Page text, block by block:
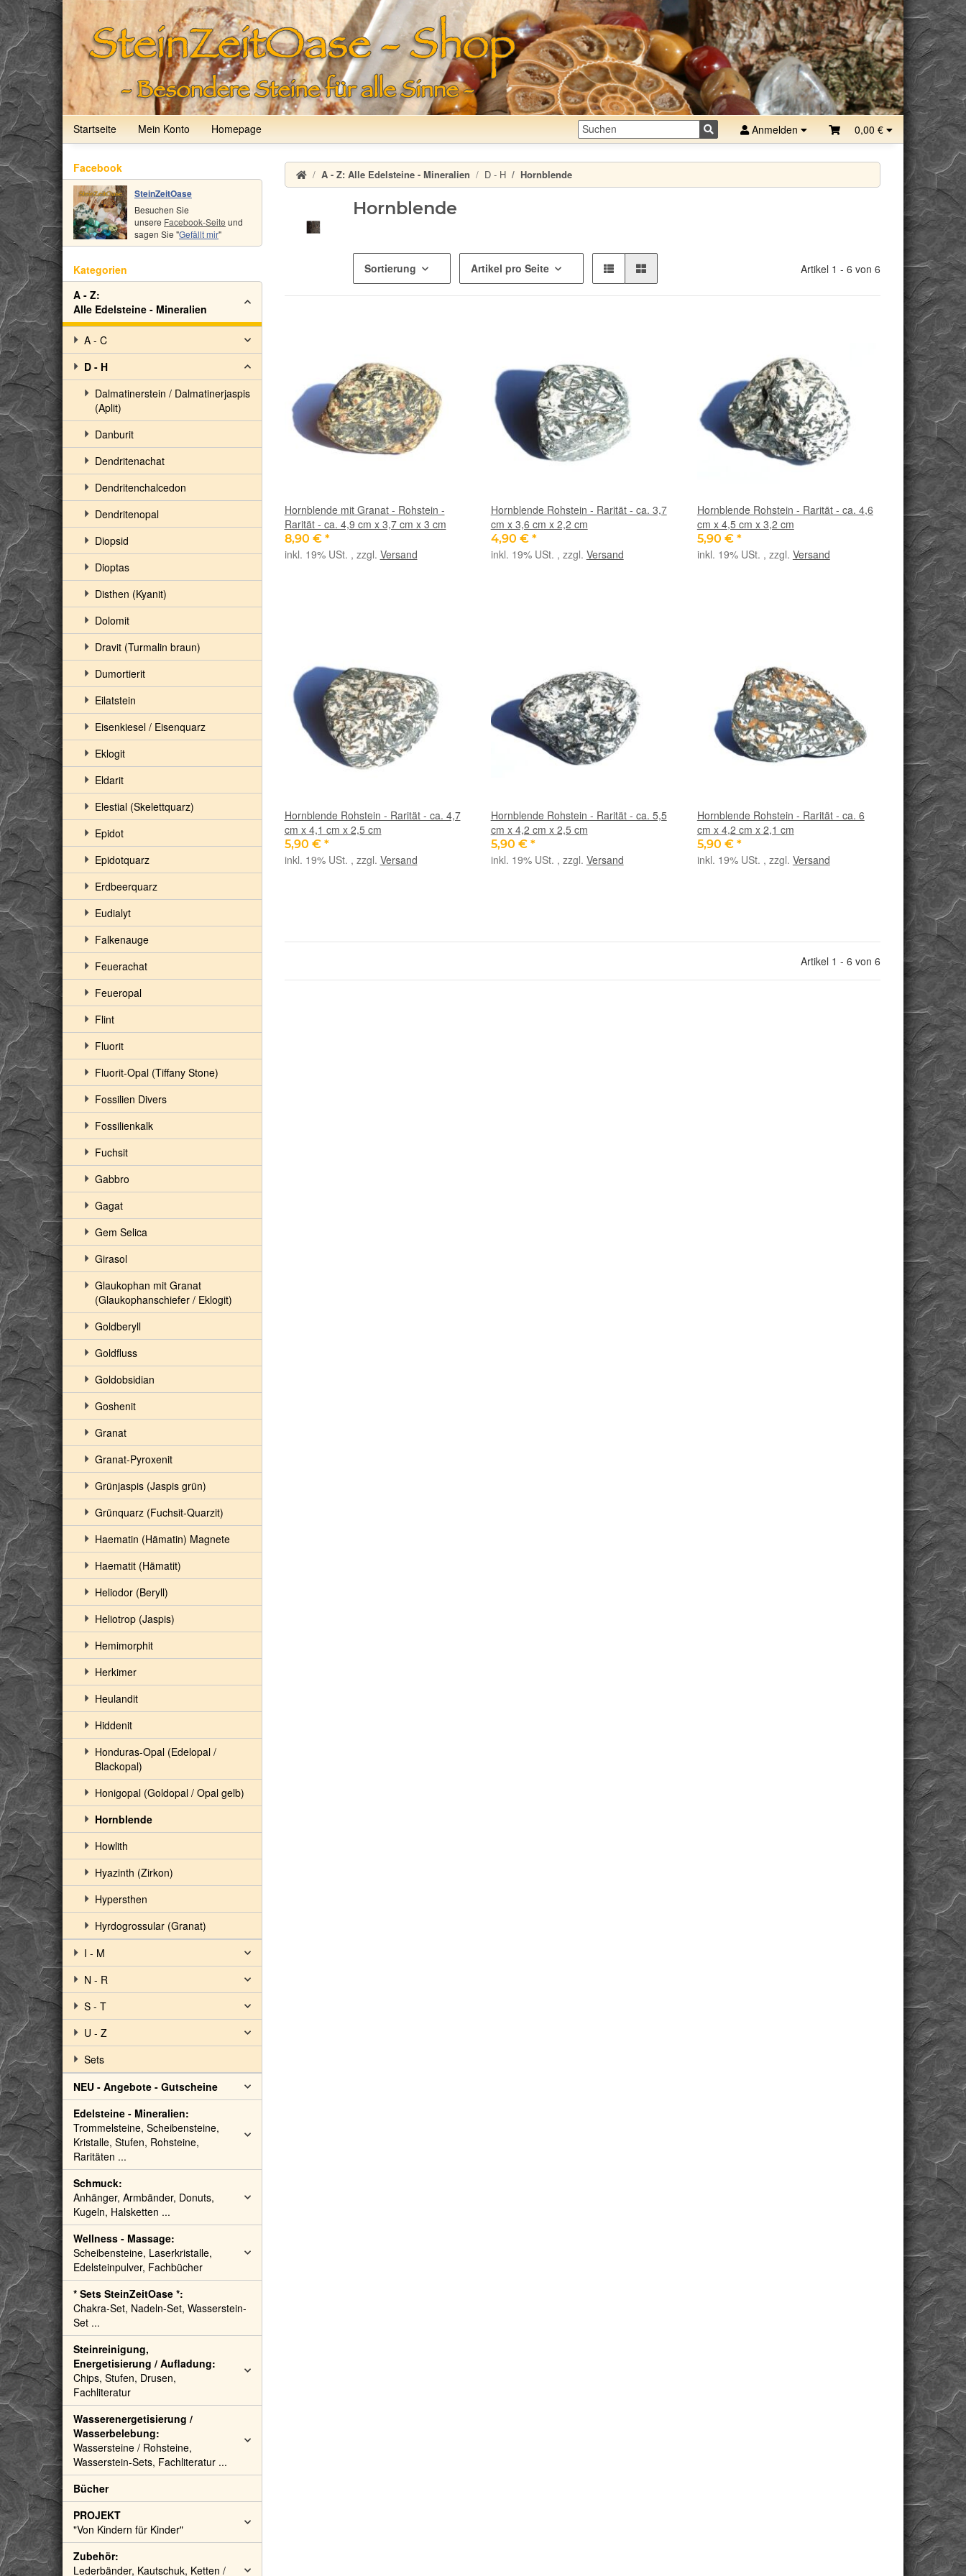
Startseite Mein Konto Homepage Anmelden 0,00 €
A - Z: Alle Edelsteine - Mineralien D - H Hornblende
Hornblende
Sortierung Artikel pro Seite Artikel 1 - 6 von 6
Hornblende mit Granat - Rohstein -
Rarität - ca. 4,9 cm x 3,7 cm x 3 cm
8,90 € *
inkl. 19% USt. , zzgl. Versand
Hornblende Rohstein - Rarität - ca. 3,7
cm x 3,6 cm x 2,2 cm
4,90 € *
inkl. 19% USt. , zzgl. Versand
Hornblende Rohstein - Rarität - ca. 4,6
cm x 4,5 cm x 3,2 cm
5,90 € *
inkl. 19% USt. , zzgl. Versand
Hornblende Rohstein - Rarität - ca. 4,7
cm x 4,1 cm x 2,5 cm
5,90 € *
inkl. 19% USt. , zzgl. Versand
Hornblende Rohstein - Rarität - ca. 5,5
cm x 4,2 cm x 2,5 cm
5,90 € *
inkl. 19% USt. , zzgl. Versand
Hornblende Rohstein - Rarität - ca. 6
cm x 4,2 cm x 2,1 cm
5,90 € *
inkl. 19% USt. , zzgl. Versand
Artikel 1 - 6 von 6
Facebook
SteinZeitOase
Besuchen Sie
unsere Facebook-Seite und
sagen Sie "Gefällt mir"
Kategorien
A - Z:
Alle Edelsteine - Mineralien
A - C
D - H
Dalmatinerstein / Dalmatinerjaspis
(Aplit)
Danburit
Dendritenachat
Dendritenchalcedon
Dendritenopal
Diopsid
Dioptas
Disthen (Kyanit)
Dolomit
Dravit (Turmalin braun)
Dumortierit
Eilatstein
Eisenkiesel / Eisenquarz
Eklogit
Eldarit
Elestial (Skelettquarz)
Epidot
Epidotquarz
Erdbeerquarz
Eudialyt
Falkenauge
Feuerachat
Feueropal
Flint
Fluorit
Fluorit-Opal (Tiffany Stone)
Fossilien Divers
Fossilienkalk
Fuchsit
Gabbro
Gagat
Gem Selica
Girasol
Glaukophan mit Granat
(Glaukophanschiefer / Eklogit)
Goldberyll
Goldfluss
Goldobsidian
Goshenit
Granat
Granat-Pyroxenit
Grünjaspis (Jaspis grün)
Grünquarz (Fuchsit-Quarzit)
Haematin (Hämatin) Magnete
Haematit (Hämatit)
Heliodor (Beryll)
Heliotrop (Jaspis)
Hemimorphit
Herkimer
Heulandit
Hiddenit
Honduras-Opal (Edelopal /
Blackopal)
Honigopal (Goldopal / Opal gelb)
Hornblende
Howlith
Hyazinth (Zirkon)
Hypersthen
Hyrdogrossular (Granat)
I - M
N - R
S - T
U - Z
Sets
NEU - Angebote - Gutscheine
Edelsteine - Mineralien:
Trommelsteine, Scheibensteine,
Kristalle, Stufen, Rohsteine,
Raritäten ...
Schmuck:
Anhänger, Armbänder, Donuts,
Kugeln, Halsketten ...
Wellness - Massage:
Scheibensteine, Laserkristalle,
Edelsteinpulver, Fachbücher
* Sets SteinZeitOase *:
Chakra-Set, Nadeln-Set, Wasserstein-
Set ...
Steinreinigung,
Energetisierung / Aufladung:
Chips, Stufen, Drusen,
Fachliteratur
Wasserenergetisierung /
Wasserbelebung:
Wassersteine / Rohsteine,
Wasserstein-Sets, Fachliteratur ...
Bücher
PROJEKT
"Von Kindern für Kinder"
Zubehör:
Lederbänder, Kautschuk, Ketten /